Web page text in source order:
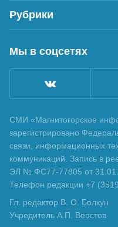
Рубрики
Мы в соцсетях
СМИ «Магнитогорское
зарегистрировано
связи, информационных
коммуникаций. Запись в
ЭЛ № ФС77-77805 от
Телефон редакции +7
Гл. редактор В. О. Болкун
Учредитель А.П. Верстов